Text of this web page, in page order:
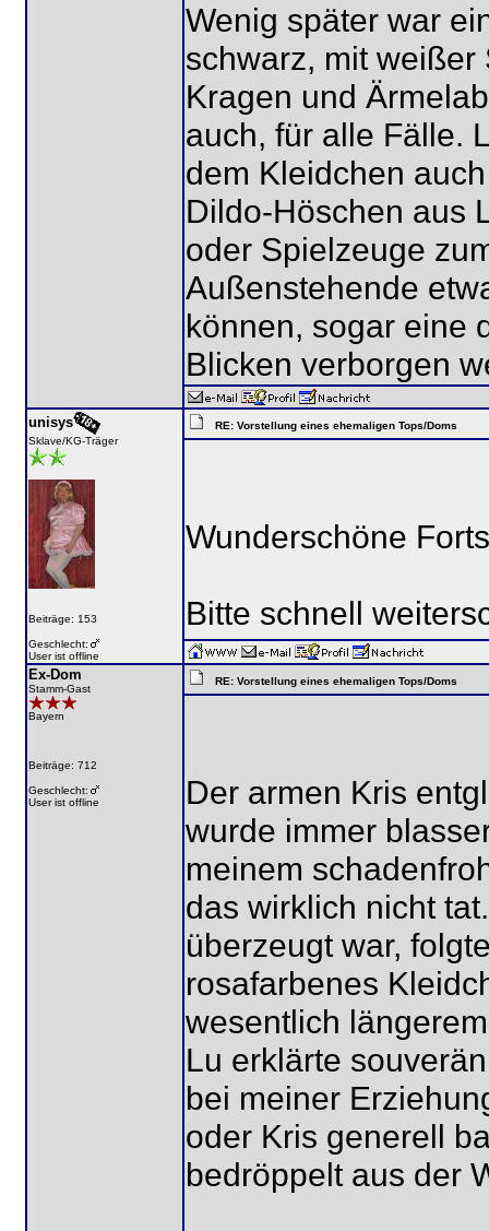
Wenig später war
schwarz, mit
Kragen und
auch, für alle Fälle.
dem Kleidchen
Dildo-Höschen aus
oder Spielzeuge
Außenstehende
können, sogar eine
Blicken verborgen
unisys
Sklave/KG-Träger
Beiträge: 153
Geschlecht:
User ist offline
RE: Vorstellung eines ehemaligen Tops/Doms
Wunderschöne
Bitte schnell
Ex-Dom
Stamm-Gast
Bayern
Beiträge: 712
Geschlecht:
User ist offline
RE: Vorstellung eines ehemaligen Tops/Doms
Der armen Kris
wurde immer
meinem
das wirklich nicht
überzeugt war,
rosafarbenes
wesentlich
Lu erklärte
bei meiner
oder Kris generell
bedröppelt aus der